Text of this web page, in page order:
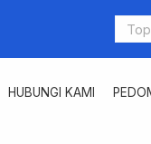
HUBUNGI KAMI